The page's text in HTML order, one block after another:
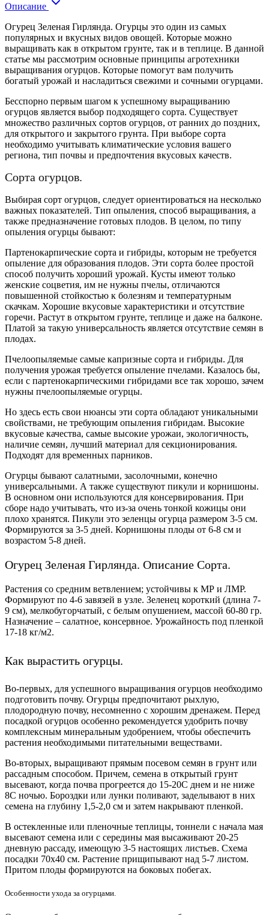
Описание
Огурец Зеленая Гирлянда. Огурцы это один из самых
популярных и вкусных видов овощей. Которые можно
выращивать как в открытом грунте, так и в теплице. В данной
статье мы рассмотрим основные принципы агротехники
выращивания огурцов. Которые помогут вам получить
богатый урожай и насладиться свежими и сочными огурцами.
Бесспорно первым шагом к успешному выращиванию
огурцов является выбор подходящего сорта. Существует
множество различных сортов огурцов, от ранних до поздних,
для открытого и закрытого грунта. При выборе сорта
необходимо учитывать климатические условия вашего
региона, тип почвы и предпочтения вкусовых качеств.
Сорта огурцов.
Выбирая сорт огурцов, следует ориентироваться на несколько
важных показателей. Тип опыления, способ выращивания, а
также предназначение готовых плодов. В целом, по типу
опыления огурцы бывают:
Партенокарпические сорта и гибриды, которым не требуется
опыление для образования плодов. Эти сорта более простой
способ получить хороший урожай. Кусты имеют только
женские соцветия, им не нужны пчелы, отличаются
повышенной стойкостью к болезням и температурным
скачкам. Хорошие вкусовые характеристики и отсутствие
горечи. Растут в открытом грунте, теплице и даже на балконе.
Платой за такую универсальность является отсутствие семян в
плодах.
Пчелоопыляемые самые капризные сорта и гибриды. Для
получения урожая требуется опыление пчелами. Казалось бы,
если с партенокарпическими гибридами все так хорошо, зачем
нужны пчелоопыляемые огурцы.
Но здесь есть свои нюансы эти сорта обладают уникальными
свойствами, не требующим опыления гибридам. Высокие
вкусовые качества, самые высокие урожаи, экологичность,
наличие семян, лучший материал для секционирования.
Подходят для временных парников.
Огурцы бывают салатными, засолочными, конечно
универсальными. А также существуют пикули и корнишоны.
В основном они используются для консервирования. При
сборе надо учитывать, что из-за очень тонкой кожицы они
плохо хранятся. Пикули это зеленцы огурца размером 3-5 см.
Формируются за 3-5 дней. Корнишоны плоды от 6-8 см и
возрастом 5-8 дней.
Огурец Зеленая Гирлянда. Описание Сорта.
Растения со средним ветвлением; устойчивы к МР и ЛМР.
Формируют по 4-6 завязей в узле. Зеленец короткий (длина 7-
9 см), мелкобугорчатый, с белым опушением, массой 60-80 гр.
Назначение – салатное, консервное. Урожайность под пленкой
17-18 кг/м2.
Как вырастить огурцы.
Во-первых, для успешного выращивания огурцов необходимо
подготовить почву. Огурцы предпочитают рыхлую,
плодородную почву, несомненно с хорошим дренажем. Перед
посадкой огурцов особенно рекомендуется удобрить почву
комплексным минеральным удобрением, чтобы обеспечить
растения необходимыми питательными веществами.
Во-вторых, выращивают прямым посевом семян в грунт или
рассадным способом. Причем, семена в открытый грунт
высевают, когда почва прогреется до 15-20С днем и не ниже
8С ночью. Бороздки или лунки поливают, заделывают в них
семена на глубину 1,5-2,0 см и затем накрывают пленкой.
В остекленные или пленочные теплицы, тоннели с начала мая
высевают семена или с середины мая высаживают 20-25
дневную рассаду, имеющую 3-5 настоящих листьев. Схема
посадки 70х40 см. Растение прищипывают над 5-7 листом.
Притом плоды формируются на боковых побегах.
Особенности ухода за огурцами.